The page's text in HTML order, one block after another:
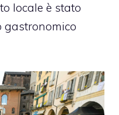
locale è stato
gastronomico